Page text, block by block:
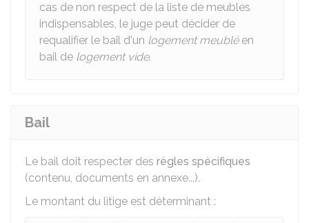
cas de non respect de la liste de meubles
indispensables, le juge peut décider de
requalifier le bail d'un logement meubléen
bail de logement vide.
Bail
Le bail doit respecter des règles spécifiques
(contenu, documents en annexe...).
Le montant du litige est déterminant :